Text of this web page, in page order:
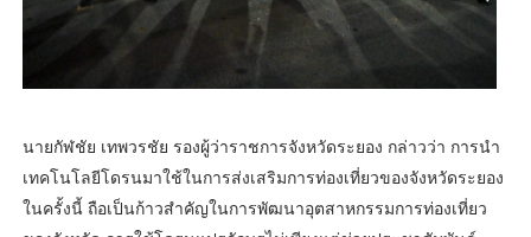
นายกัฬชัย เทพวรชัย รองผู้ว่าราชการจังหวัดระยอง กล่าวว่า การนำ
เทคโนโลยีโดรนมาใช้ในการส่งเสริมการท่องเที่ยวของจังหวัดระยอง
ในครั้งนี้ ถือเป็นก้าวสำคัญในการพัฒนาอุตสาหกรรมการท่องเที่ยว